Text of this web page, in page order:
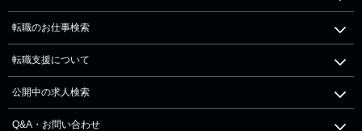
転職のお仕事検索
転職支援について
公開中の求人検索
Q&A・お問い合わせ